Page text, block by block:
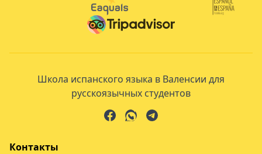
Школа испанского языка в Валенсии для
русскоязычных студентов
Контакты